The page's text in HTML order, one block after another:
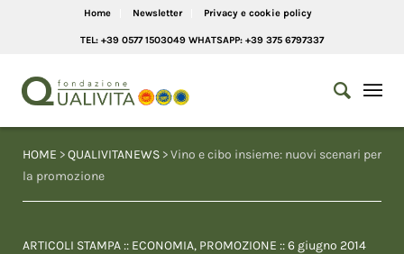
Home Newsletter Privacy e cookie policy
TEL: +39 0577 1503049 WHATSAPP: +39 375 6797337
HOME >QUALIVITANEWS > Vino e cibo insieme: nuovi scenari per
la promozione
ARTICOLI STAMPA :: ECONOMIA, PROMOZIONE ::6 giugno 2014